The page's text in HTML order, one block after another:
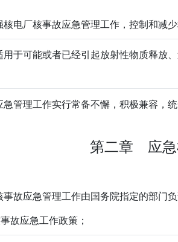
电厂核事故应急管理工作，控制和减少
于可能或者已经引起放射性物质释放
管理工作实行常备不懈，积极兼容，
第二章 应急
故应急管理工作由国务院指定的部门负
故应急工作政策；